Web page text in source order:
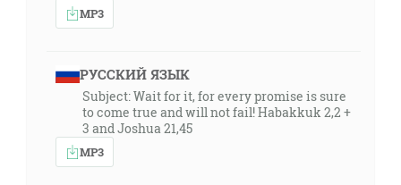
MP3
РУССКИЙ ЯЗЫК
Subject: Wait for it, for every promise is sure
to come true and will not fail! Habakkuk 2,2 +
3 and Joshua 21,45
MP3